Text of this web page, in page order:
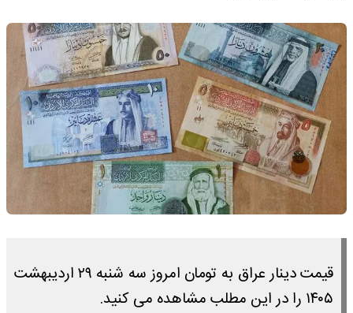
قیمت دینار عراق به تومان امروز سه شنبه ۲۹ اردیبهشت
۱۴۰۵ را در این مطلب مشاهده می کنید.